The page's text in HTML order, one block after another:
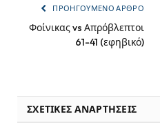
ΠΡΟΗΓΟΎΜΕΝΟ ΆΡΘΡΟ
Φοίνικας vs Απρόβλεπτοι
61-41 (εφηβικό)
ΣΧΕΤΙΚΈΣ ΑΝΑΡΤΉΣΕΙΣ